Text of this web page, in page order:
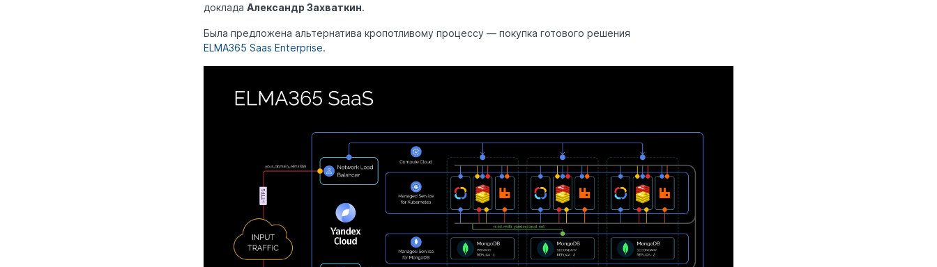
доклада Александр Захваткин.
Была предложена альтернатива кропотливому процессу — покупка готового решения
ELMA365 Saas Enterprise.